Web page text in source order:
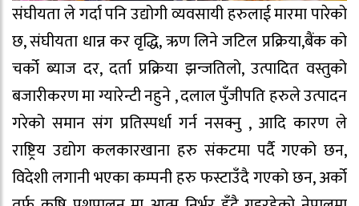
संघीयता ले गर्दा पनि उद्योगी व्यवसायी हरुलाई मारमा पारेको
छ, संघीयता धान्न कर वृद्धि, ऋण लिने जटिल प्रक्रिया,बैंक को
चर्को ब्याज दर, दर्ता प्रक्रिया झन्जतिलो, उत्पादित वस्तुको
बजारीकरण मा ग्यारेन्टी नहुने , दलाल पुँजीपति हरुले उत्पादन
गरेको समान संग प्रतिस्पर्धा गर्न नसक्नु , आदि कारण ले
राष्ट्रिय उद्योग कलकारखाना हरु संकटमा पर्दै गएको छन,
विदेशी लगानी भएका कम्पनी हरु फस्टाउँदै गएको छन, अर्को